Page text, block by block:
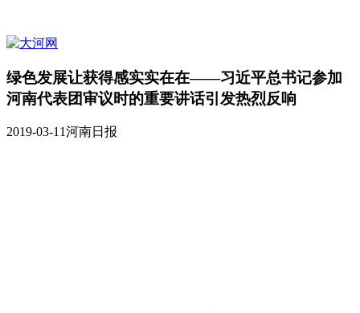
绿色发展让获得感实实在在——习近平总书记参加
河南代表团审议时的重要讲话引发热烈反响
2019-03-11河南日报